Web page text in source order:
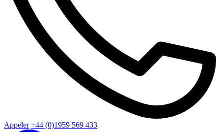
Appeler +44 (0)1959 569 433